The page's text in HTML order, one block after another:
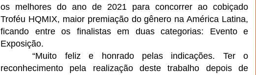
os melhores do ano de 2021 para concorrer ao cobiçado
Troféu HQMIX, maior premiação do gênero na América Latina,
ficando entre os finalistas em duas categorias: Evento e
Exposição.
“Muito feliz e honrado pelas indicações. Ter o
reconhecimento pela realização deste trabalho depois de